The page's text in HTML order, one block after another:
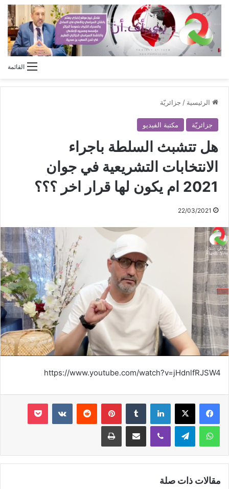
القائمة
الرئيسية / جزائريّة
جزائريّة مكتبة الفيديو
هل تتشبث السلطة باجراء
الانتخابات التشريعية في جوان
2021 ام يكون لها قرار اخر ؟؟؟
22/03/2021
https://www.youtube.com/watch?v=jHdnlfRJSW4
لينكدإن بينتيريست
واتساب
مقالات ذات صلة